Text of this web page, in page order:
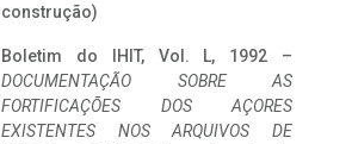
construção)
Boletim do IHIT, Vol. L, 1992 –
DOCUMENTAÇÃO SOBRE AS
FORTIFICAÇÕES DOS AÇORES
EXISTENTES NOS ARQUIVOS DE